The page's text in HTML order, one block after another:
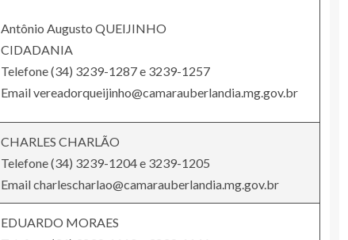
Antônio Augusto QUEIJINHO
CIDADANIA
Telefone (34) 3239-1287 e 3239-1257
Email vereadorqueijinho@camarauberlandia.mg.gov.br
CHARLES CHARLÃO
Telefone (34) 3239-1204 e 3239-1205
Email charlescharlao@camarauberlandia.mg.gov.br
EDUARDO MORAES